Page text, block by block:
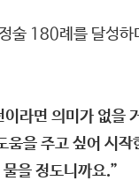
술 180례를 달성하
라면 의미가 없을
움을 주고 싶어 시작
을 정도니까요.”